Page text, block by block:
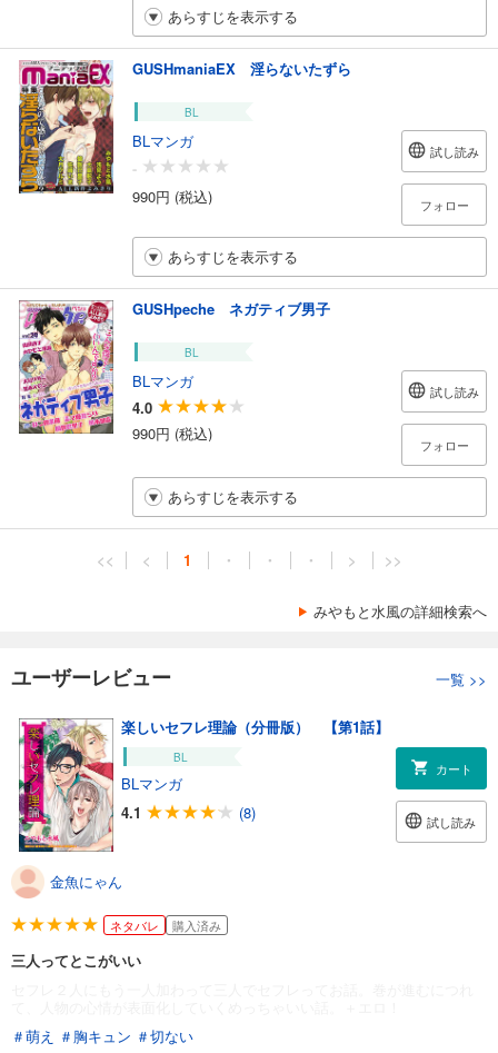
あらすじを表示する
GUSHmaniaEX 淫らないたずら
BL
BLマンガ
-
990円 (税込)
試し読み
フォロー
あらすじを表示する
GUSHpeche ネガティブ男子
BL
BLマンガ
4.0
990円 (税込)
試し読み
フォロー
あらすじを表示する
<< < 1 ・ ・ ・ > >>
みやもと水風の詳細検索へ
ユーザーレビュー 一覧 >>
楽しいセフレ理論（分冊版） 【第1話】
BL
BLマンガ
4.1
(8)
カート
試し読み
金魚にゃん
ネタバレ 購入済み
三人ってとこがいい
＃萌え ＃胸キュン ＃切ない